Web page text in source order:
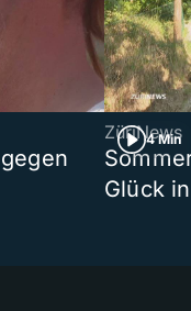
4 Min
ZüriNews
Glück